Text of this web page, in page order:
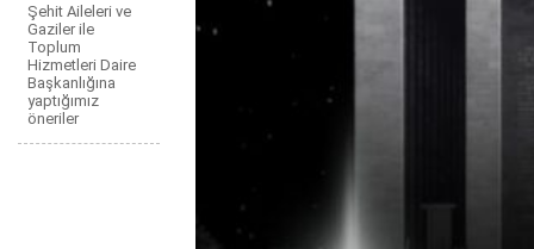
Şehit Aileleri ve
Gaziler ile
Toplum
Hizmetleri Daire
Başkanlığına
yaptığımız
öneriler